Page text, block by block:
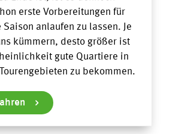
erste Vorbereitungen für
anlaufen zu lassen. Je
kümmern, desto größer ist
gute Quartiere in
zu bekommen.